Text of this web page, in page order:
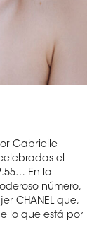
Gabrielle
el
En la
número,
CHANEL que,
lo que está por